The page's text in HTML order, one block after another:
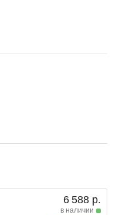
6 588 р.
в наличии